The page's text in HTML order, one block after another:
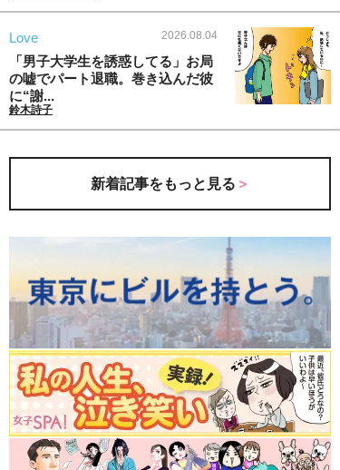
Love 2026.08.04
「男子大学生を誘惑してる」お局
の嘘でパート退職。巻き込んだ彼
に“謝...
鈴木詩子
新着記事をもっと見る